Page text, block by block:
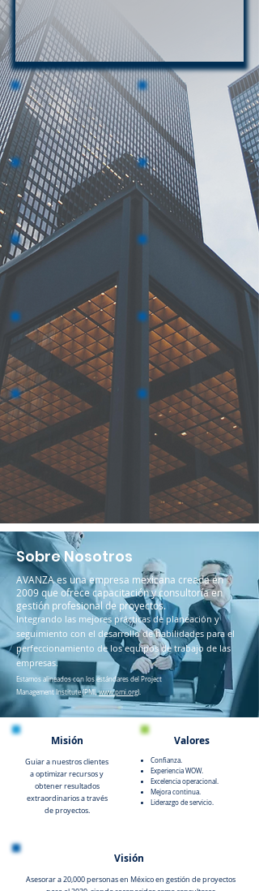
SobreNosotros
AVANZA es una empresa mexicana creada en
2009 que ofrece capacitación y consultoría en
gestión profesional de proyectos.
Integrando las mejores prácticas de planeación y
seguimiento con el desarrollo de habilidades para el
perfeccionamiento de los equipos de trabajo de las
empresas.
Estamos alineados con los estándares del Project
Management Institute (PMI,www.pmi.org).
Misión
Guiar a nuestros clientes
a optimizar recursos y
obtener resultados
extraordinarios a través
de proyectos.
Valores
Confianza.
Experiencia WOW.
Excelencia operacional.
Mejora continua.
Liderazgo de servicio.
Visión
Asesorar a 20,000 personas en México en gestión de proyectos